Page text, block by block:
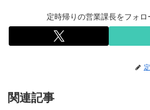
定時帰りの営業課長をフォロ
関連記事